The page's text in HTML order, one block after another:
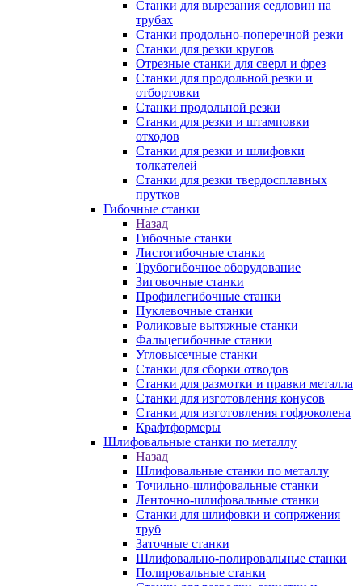
Станки для вырезания седловин на
трубаx
Станки продольно-поперечной резки
Станки для резки кругов
Отрезные станки для сверл и фрез
Станки для продольной резки и
отбортовки
Станки продольной резки
Станки для резки и штамповки
отходов
Станки для резки и шлифовки
толкателей
Станки для резки твердосплавных
прутков
Гибочные станки
Назад
Гибочные станки
Листогибочные станки
Трубогибочное оборудование
Зиговочные станки
Профилегибочные станки
Пуклевочные станки
Роликовые вытяжные станки
Фальцегибочные станки
Угловысечные станки
Станки для сборки отводов
Станки для размотки и правки металла
Станки для изготовления конусов
Станки для изготовления гофроколена
Крафтформеры
Шлифовальные станки по металлу
Назад
Шлифовальные станки по металлу
Точильно-шлифовальные станки
Ленточно-шлифовальные станки
Станки для шлифовки и сопряжения
труб
Заточные станки
Шлифовально-полировальные станки
Полировальные станки